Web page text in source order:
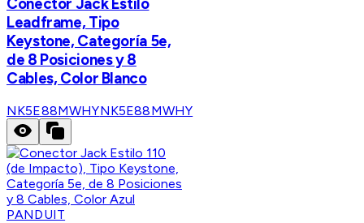
Leadframe, Tipo
Keystone, Categoría 5e,
de 8 Posiciones y 8
Cables, Color Blanco
NK5E88MWHYNK5E88MWHY
PANDUIT